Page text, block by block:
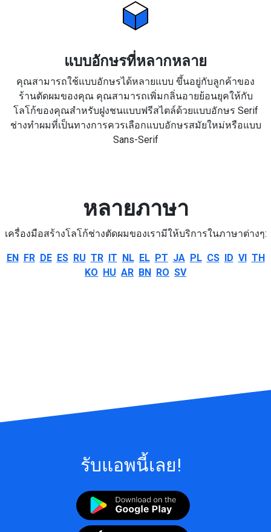
แบบอักษรที่หลากหลาย
คุณสามารถใช้แบบอักษรได้หลายแบบ ขึ้นอยู่กับลูกค้าของ
ร้านตัดผมของคุณ คุณสามารถเพิ่มกลิ่นอายย้อนยุคให้กับ
โลโก้ของคุณสำหรับฝูงชนแบบฟรีสไตล์ด้วยแบบอักษร Serif
ช่างทำผมที่เป็นทางการควรเลือกแบบอักษรสมัยใหม่หรือแบบ
Sans-Serif
หลายภาษา
เครื่องมือสร้างโลโก้ช่างตัดผมของเรามีให้บริการในภาษาต่างๆ:
EN FR DE ES RU TR IT NL EL PT JA PL CS ID VI TH
KO HU AR BN RO SV
รับแอพนี้เลย!